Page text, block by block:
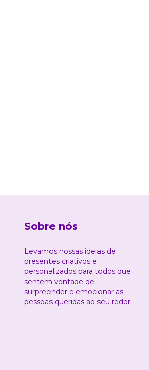
Sobre nós
Levamos nossas ideias de
presentes criativos e
personalizados para todos que
sentem vontade de
surpreender e emocionar as
pessoas queridas ao seu redor.